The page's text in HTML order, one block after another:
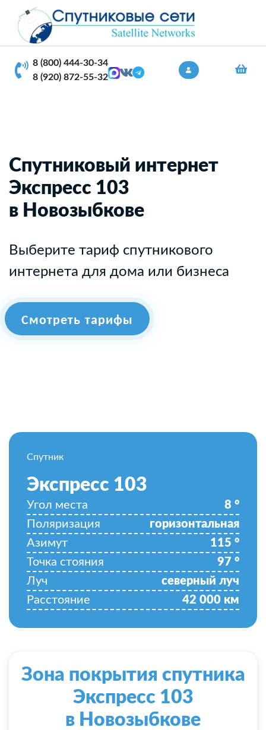
8 (800) 444-30-34
8 (920) 872-55-32
Спутниковый интернет
Экспресс 103
в Новозыбкове
Выберите тариф спутникового
интернета для дома или бизнеса
Смотреть тарифы
Спутник
Экспресс 103
Угол места 8 °
Поляризация
горизонтальная
Азимут
115 °
Точка стояния
97 °
Луч
северный луч
Расстояние
42 000 км
Зона покрытия спутника
Экспресс 103
в Новозыбкове